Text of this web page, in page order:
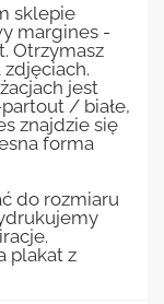
sklepie
margines -
Otrzymasz
zdjęciach.
jest
/ białe,
znajdzie się
forma
do rozmiaru
plakat z